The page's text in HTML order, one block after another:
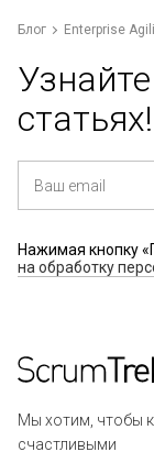
Блог Enterprise
статьях!
Нажимая кнопку
на обработку
Мы хотим, чтобы
счастливыми